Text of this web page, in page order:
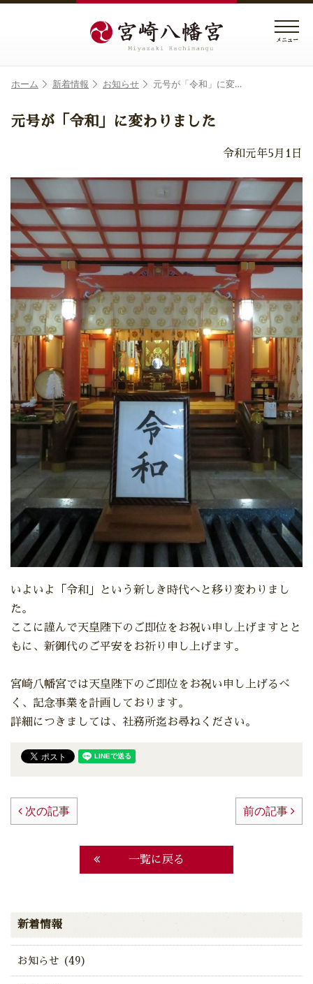
メニュー
ホーム 新着情報 お知らせ 元号が「令和」に変…
元号が「令和」に変わりました
令和元年5月1日
いよいよ「令和」という新しき時代へと移り変わりまし
た。
ここに謹んで天皇陛下のご即位をお祝い申し上げますとと
もに、新御代のご平安をお祈り申し上げます。
宮崎八幡宮では天皇陛下のご即位をお祝い申し上げるべ
く、記念事業を計画しております。
詳細につきましては、社務所迄お尋ねください。
次の記事 前の記事
一覧に戻る
新着情報
お知らせ (49)